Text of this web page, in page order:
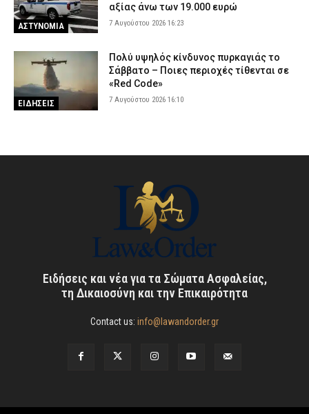
ΑΣΤΥΝΟΜΙΑ
αξίας άνω των 19.000 ευρώ
7 Αυγούστου 2026 16:23
ΕΙΔΗΣΕΙΣ
Πολύ υψηλός κίνδυνος πυρκαγιάς το
Σάββατο – Ποιες περιοχές τίθενται σε
«Red Code»
7 Αυγούστου 2026 16:10
Ειδήσεις και νέα για τα Σώματα Ασφαλείας,
τη Δικαιοσύνη και την Επικαιρότητα
Contact us: info@lawandorder.gr